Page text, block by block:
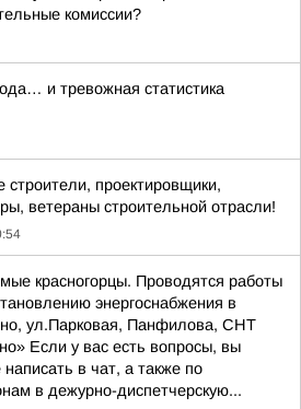
комиссии?
и тревожная статистика
строители, проектировщики,
ветераны строительной отрасли!
красногорцы. Проводятся работы
энергоснабжения в
ул.Парковая, Панфилова, СНТ
Если у вас есть вопросы, вы
в чат, а также по
в дежурно-диспетчерскую...